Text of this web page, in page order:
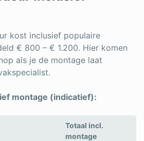
kost inclusief populaire
€ 800 – € 1.200. Hier komen
als je de montage laat
montage (indicatief):
Totaal incl.
montage